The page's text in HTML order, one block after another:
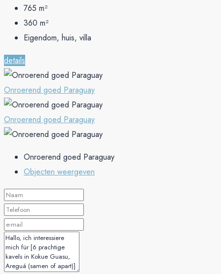
765 m²
360 m²
Eigendom, huis, villa
details
Onroerend goed Paraguay
Onroerend goed Paraguay
Onroerend goed Paraguay
Objecten weergeven